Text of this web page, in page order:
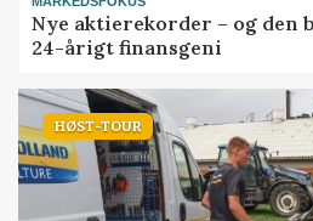
Nye aktierekorder – og den
24-årigt finansgeni
HØST-TOUR